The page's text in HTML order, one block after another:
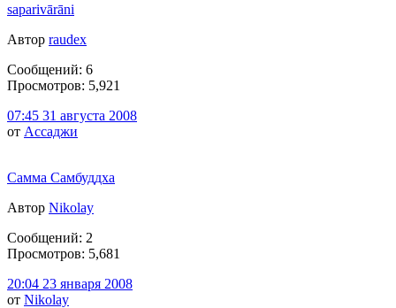
saparivārāni
Автор raudex
Сообщений: 6
Просмотров: 5,921
07:45 31 августа 2008
от Ассаджи
Самма Самбуддха
Автор Nikolay
Сообщений: 2
Просмотров: 5,681
20:04 23 января 2008
от Nikolay